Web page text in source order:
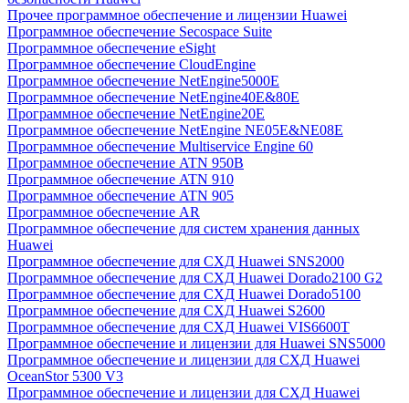
Прочее программное обеспечение и лицензии Huawei
Программное обеспечение Secospace Suite
Программное обеспечение eSight
Программное обеспечение CloudEngine
Программное обеспечение NetEngine5000E
Программное обеспечение NetEngine40E&80E
Программное обеспечение NetEngine20E
Программное обеспечение NetEngine NE05E&NE08E
Программное обеспечение Multiservice Engine 60
Программное обеспечение ATN 950B
Программное обеспечение ATN 910
Программное обеспечение ATN 905
Программное обеспечение AR
Программное обеспечение для систем хранения данных
Huawei
Программное обеспечение для СХД Huawei SNS2000
Программное обеспечение для СХД Huawei Dorado2100 G2
Программное обеспечение для СХД Huawei Dorado5100
Программное обеспечение для СХД Huawei S2600
Программное обеспечение для СХД Huawei VIS6600T
Программное обеспечение и лицензии для Huawei SNS5000
Программное обеспечение и лицензии для СХД Huawei
OceanStor 5300 V3
Программное обеспечение и лицензии для СХД Huawei